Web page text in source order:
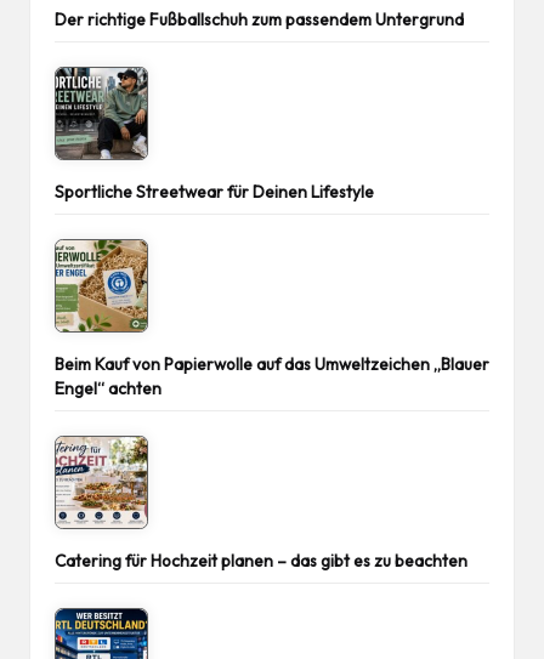
Der richtige Fußballschuh zum passendem Untergrund
Sportliche Streetwear für Deinen Lifestyle
Beim Kauf von Papierwolle auf das Umweltzeichen „Blauer
Engel“ achten
Catering für Hochzeit planen – das gibt es zu beachten